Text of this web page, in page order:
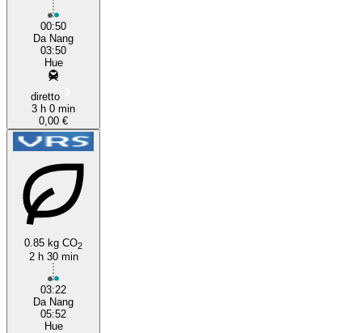
00:50
Da Nang
03:50
Hue
diretto
3 h 0 min
0,00 €
0.85 kg CO2
2 h 30 min
03:22
Da Nang
05:52
Hue